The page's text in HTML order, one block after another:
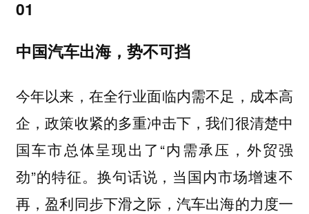
01
中国汽车出海，势不可挡
今年以来，在全行业面临内需不足，成本高
企，政策收紧的多重冲击下，我们很清楚中
国车市总体呈现出了“内需承压，外贸强
劲”的特征。换句话说，当国内市场增速不
再，盈利同步下滑之际，汽车出海的力度一